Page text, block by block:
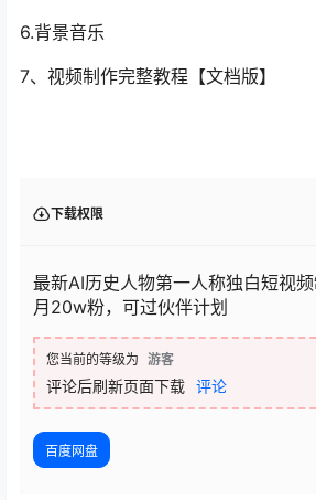
6.背景音乐
7、视频制作完整教程【文档版】
下载权限
最新AI历史人物第一人称独白短视
月20w粉，可过伙伴计划
您当前的等级为 游客
评论后刷新页面下载 评论
百度网盘